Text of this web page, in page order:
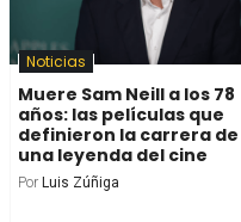
Noticias
Muere Sam Neill a los 78
años: las películas que
definieron la carrera de
una leyenda del cine
Por Luis Zúñiga